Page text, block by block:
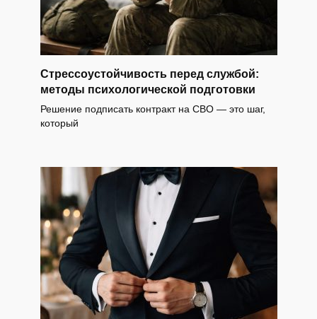
Стрессоустойчивость перед службой:
методы психологической подготовки
Решение подписать контракт на СВО — это шаг,
который